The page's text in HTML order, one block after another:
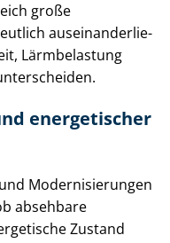
große
aus­ein­an­der­lie­
Lärmbelastung
energetischer
Mo­der­ni­sie­run­gen
absehbare
Zustand